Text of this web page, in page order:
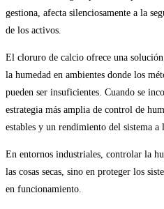
gestiona, afecta silenciosamente a la
de los activos.
El cloruro de calcio ofrece una
la humedad en ambientes donde los
pueden ser insuficientes. Cuando se
estrategia más amplia de control de
estables y un rendimiento del sistema a
En entornos industriales, controlar la
las cosas secas, sino en proteger los
en funcionamiento.